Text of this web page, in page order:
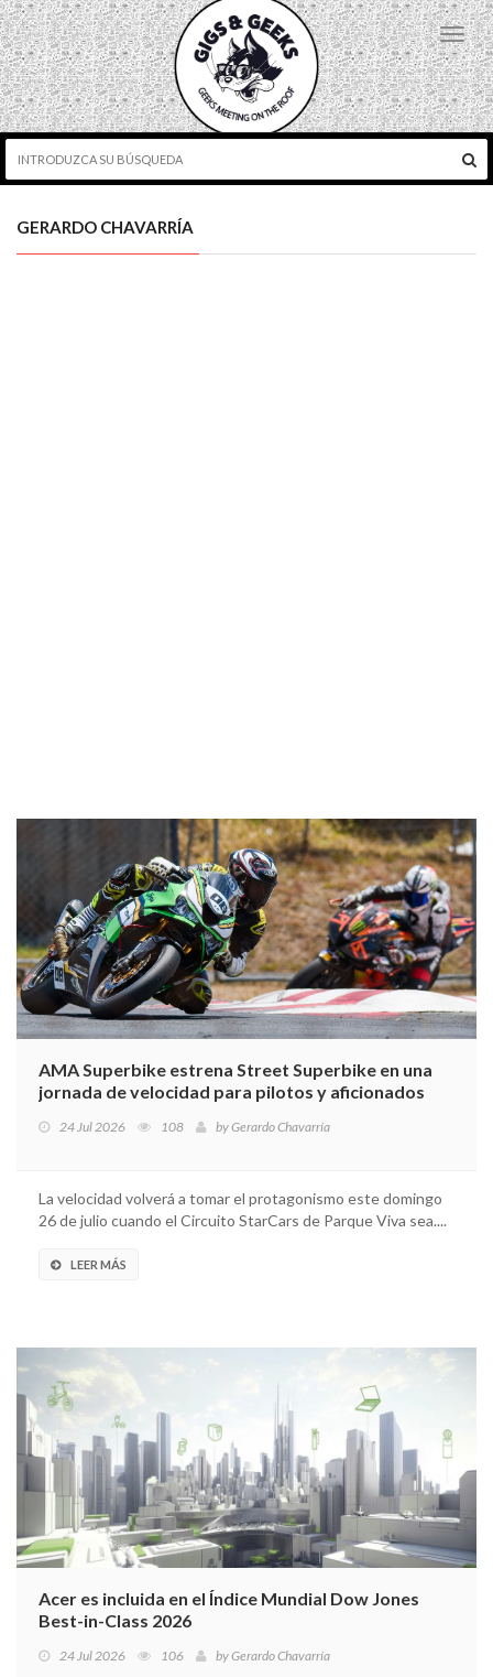
GERARDO CHAVARRÍA
AMA Superbike estrena Street Superbike en una
jornada de velocidad para pilotos y aficionados
24 Jul 2026 108 byGerardo Chavarría
La velocidad volverá a tomar el protagonismo este domingo
26 de julio cuando el Circuito StarCars de Parque Viva sea....
LEER MÁS
Acer es incluida en el Índice Mundial Dow Jones
Best-in-Class 2026
24 Jul 2026 106 byGerardo Chavarría